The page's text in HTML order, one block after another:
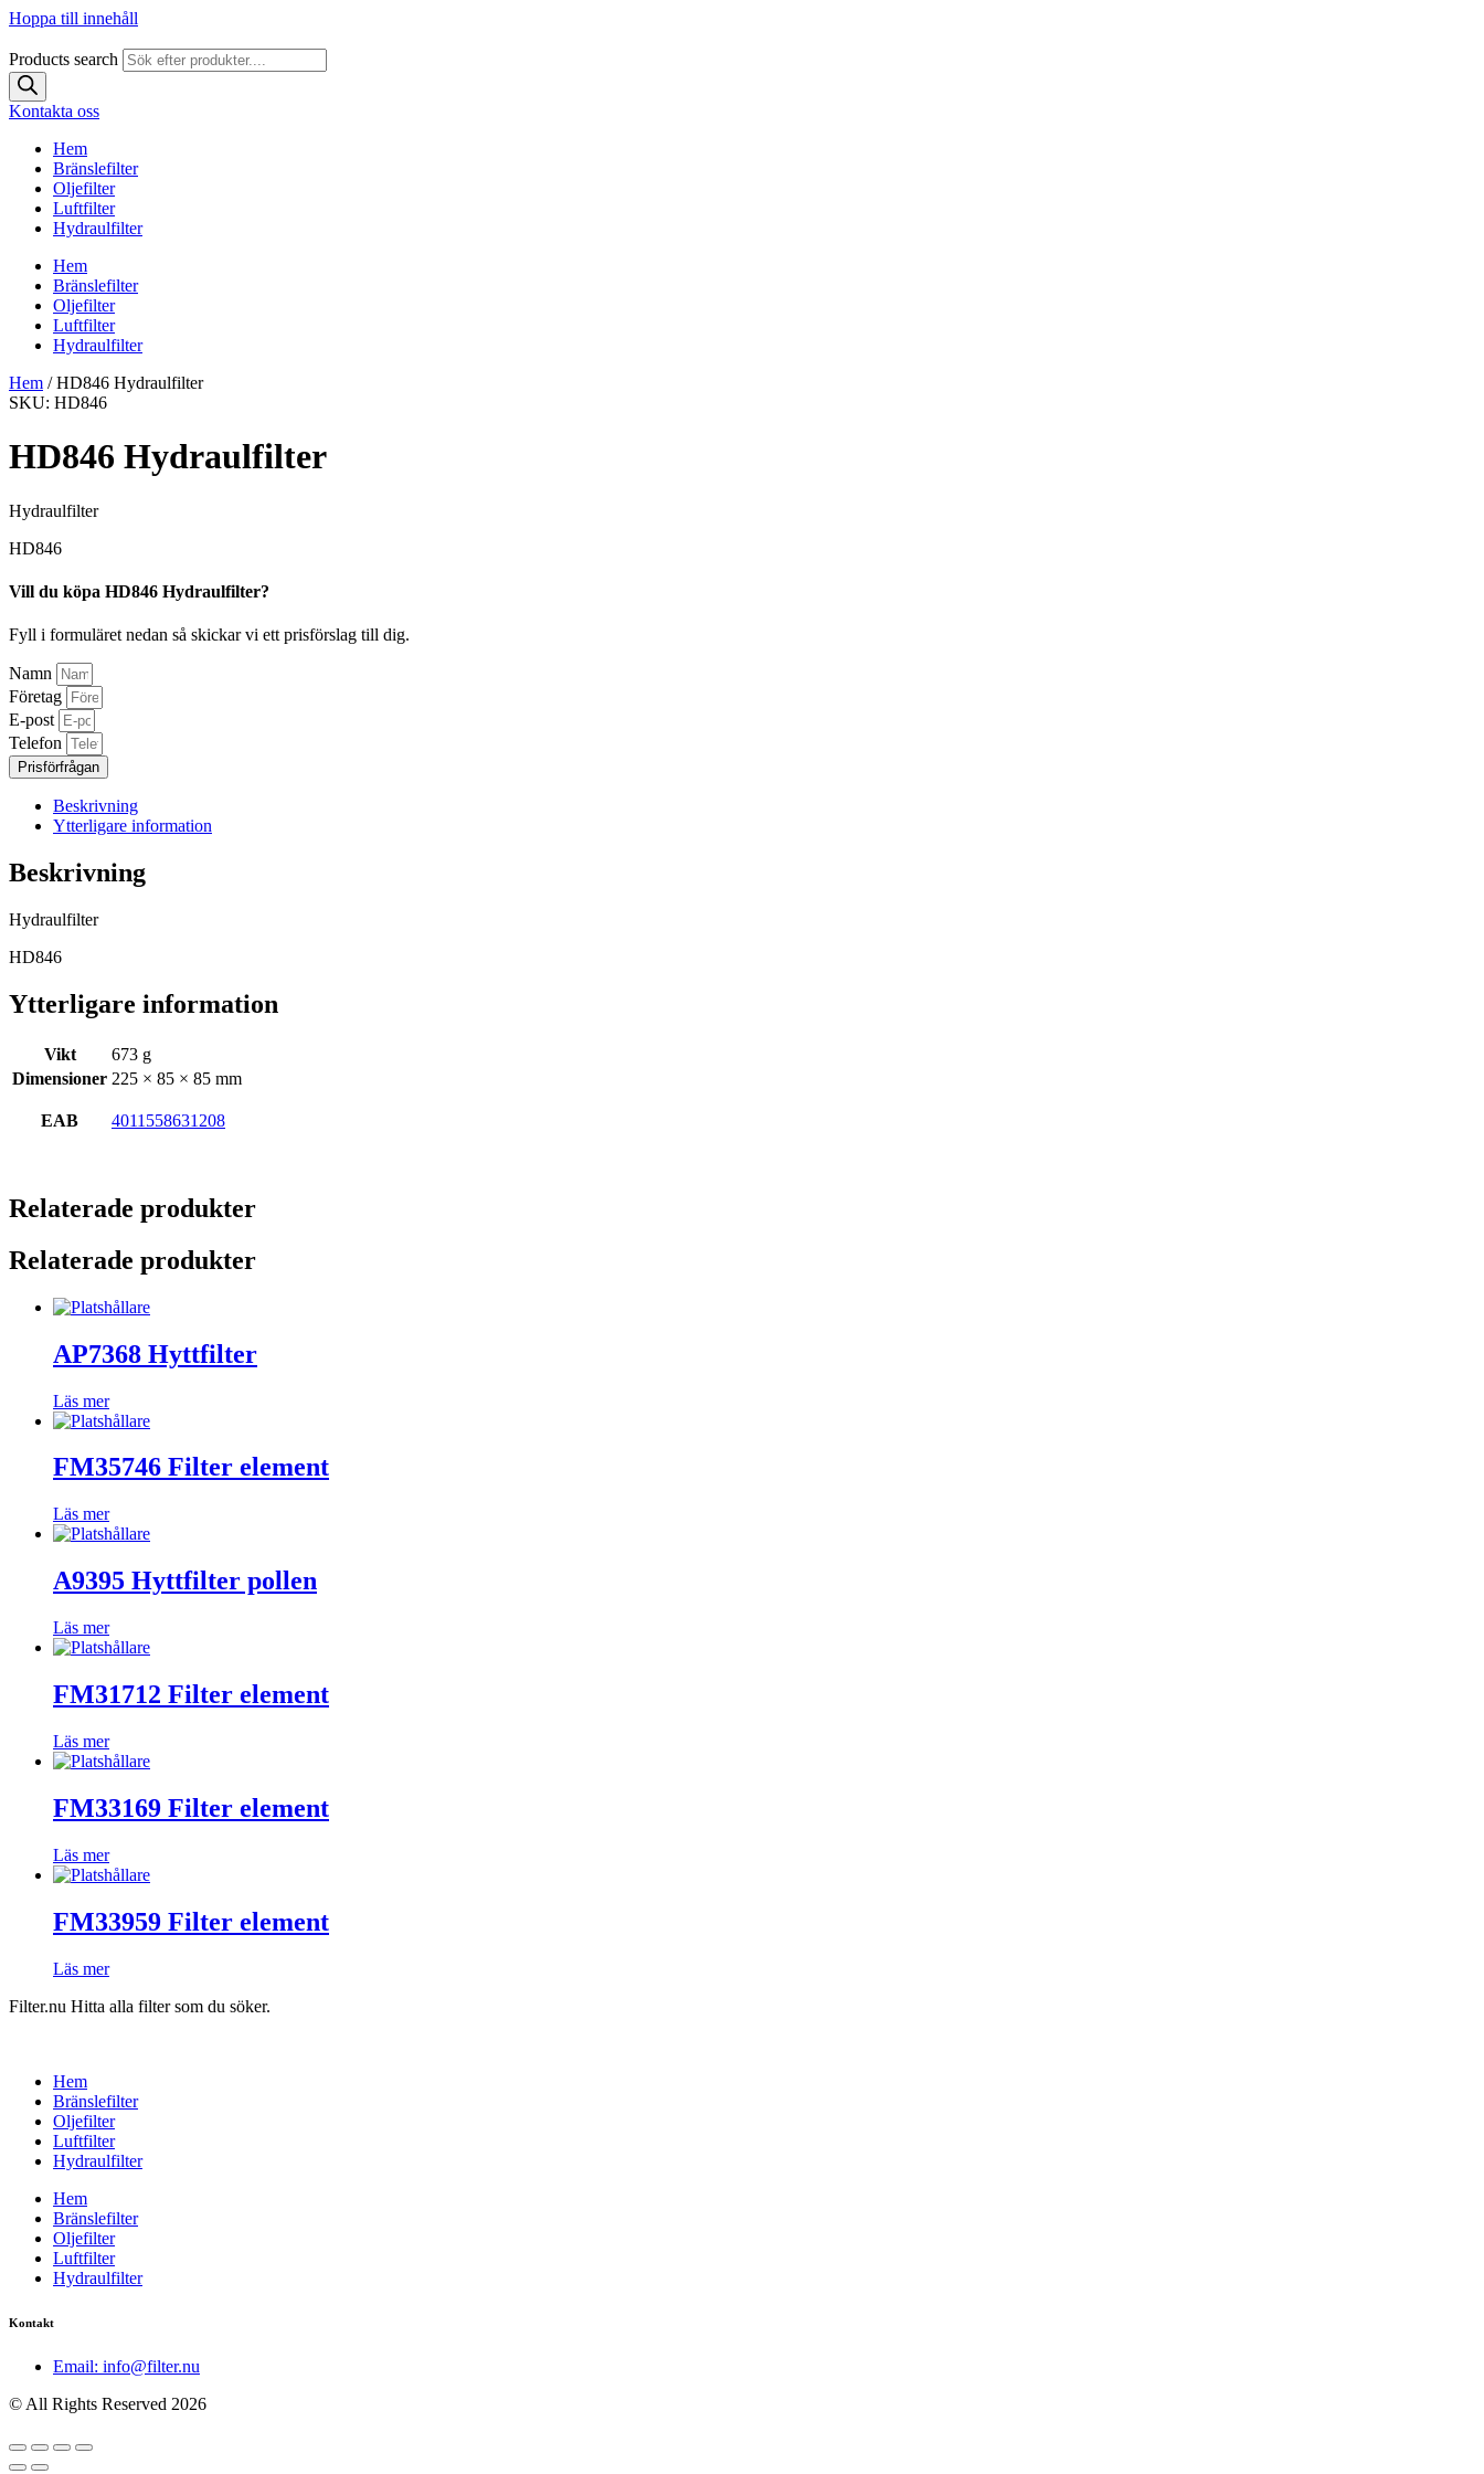
Hoppa till innehåll
Products search
Kontakta oss
Hem
Bränslefilter
Oljefilter
Luftfilter
Hydraulfilter
Hem
Bränslefilter
Oljefilter
Luftfilter
Hydraulfilter
Hem / HD846 Hydraulfilter
SKU: HD846
HD846 Hydraulfilter
Hydraulfilter
HD846
Vill du köpa HD846 Hydraulfilter?
Fyll i formuläret nedan så skickar vi ett prisförslag till dig.
Namn
Företag
E-post
Telefon
Prisförfrågan
Beskrivning
Ytterligare information
Beskrivning
Hydraulfilter
HD846
Ytterligare information
Vikt
673 g
Dimensioner 225 × 85 × 85 mm
EAB 4011558631208
Relaterade produkter
Relaterade produkter
AP7368 Hyttfilter
Läs mer
FM35746 Filter element
Läs mer
A9395 Hyttfilter pollen
Läs mer
FM31712 Filter element
Läs mer
FM33169 Filter element
Läs mer
FM33959 Filter element
Läs mer
Filter.nu Hitta alla filter som du söker.
Hem
Bränslefilter
Oljefilter
Luftfilter
Hydraulfilter
Hem
Bränslefilter
Oljefilter
Luftfilter
Hydraulfilter
Kontakt
Email: info@filter.nu
© All Rights Reserved 2026